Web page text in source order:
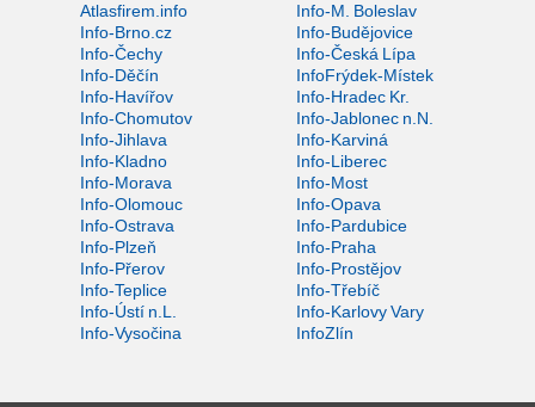
Atlasfirem.info
Info-M. Boleslav
Info-Brno.cz
Info-Budějovice
Info-Čechy
Info-Česká Lípa
Info-Děčín
InfoFrýdek-Místek
Info-Havířov
Info-Hradec Kr.
Info-Chomutov
Info-Jablonec n.N.
Info-Jihlava
Info-Karviná
Info-Kladno
Info-Liberec
Info-Morava
Info-Most
Info-Olomouc
Info-Opava
Info-Ostrava
Info-Pardubice
Info-Plzeň
Info-Praha
Info-Přerov
Info-Prostějov
Info-Teplice
Info-Třebíč
Info-Ústí n.L.
Info-Karlovy Vary
Info-Vysočina
InfoZlín